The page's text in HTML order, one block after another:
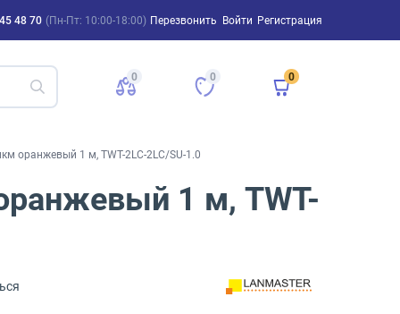
48 70 (Пн-Пт: 10:00-18:00) Перезвонить Войти Регистрация
0 0 0
оранжевый 1 м, TWT-2LC-2LC/SU-1.0
1 м, TWT-